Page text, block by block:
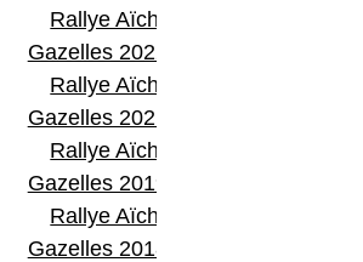
Rallye Aïcha des
Gazelles 2022
Rallye Aïcha des
Gazelles 2021 -30th
Rallye Aïcha des
Gazelles 2019
Rallye Aïcha des
Gazelles 2018